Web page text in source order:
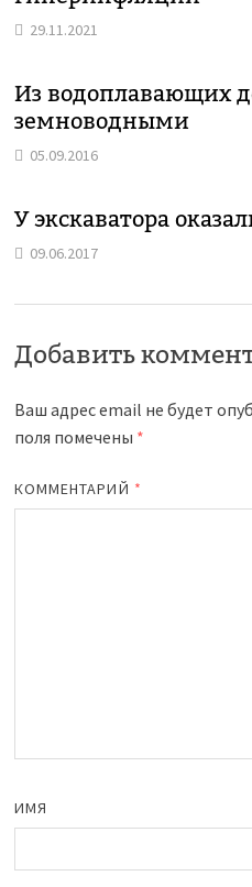
29.11.2021
Из водоплавающих
земноводными
05.09.2016
У экскаватора
09.06.2017
Добавить
Ваш адрес email не будет
поля помечены *
КОММЕНТАРИЙ *
ИМЯ